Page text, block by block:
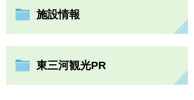
施設情報
東三河観光PR